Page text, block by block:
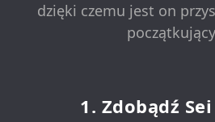
dzięki czemu jest on
1. Zdobądź